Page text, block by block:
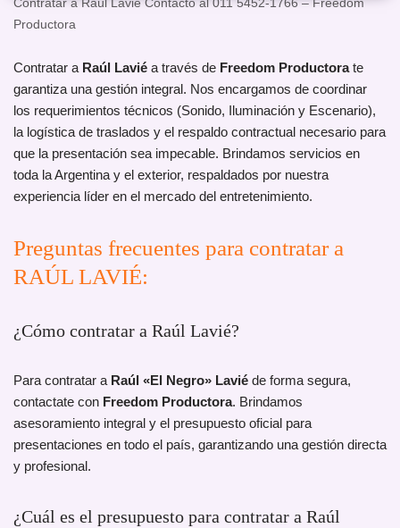
Contratar a Raúl Lavié Contacto al 011 5452-1766 – Freedom
Productora
Contratar a Raúl Lavié a través de Freedom Productorate
garantiza una gestión integral. Nos encargamos de coordinar
los requerimientos técnicos (Sonido, Iluminación y Escenario),
la logística de traslados y el respaldo contractual necesario para
que la presentación sea impecable. Brindamos servicios en
toda la Argentina y el exterior, respaldados por nuestra
experiencia líder en el mercado del entretenimiento.
Preguntas frecuentes para contratar a
RAÚL LAVIÉ:
¿Cómo contratar a Raúl Lavié?
Para contratar a Raúl «El Negro» Lavié de forma segura,
contactate con Freedom Productora. Brindamos
asesoramiento integral y el presupuesto oficial para
presentaciones en todo el país, garantizando una gestión directa
y profesional.
¿Cuál es el presupuesto para contratar a Raúl